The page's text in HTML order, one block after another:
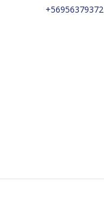
+56956379372